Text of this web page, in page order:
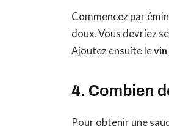
Commencez par
doux. Vous devriez
Ajoutez ensuite levin
4. Combien
Pour obtenir une